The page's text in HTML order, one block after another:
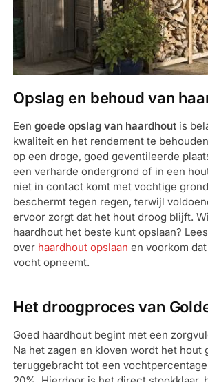
Opslag en behoud van
Een goede opslag van haardhout is
kwaliteit en het rendement te
op een droge, goed geventileerde
een verharde ondergrond of in een
niet in contact komt met vochtige
beschermt tegen regen, terwijl
ervoor zorgt dat het hout droog blijft.
haardhout het beste kunt opslaan?
over haardhout opslaan en voorkom
vocht opneemt.
Het droogproces van
Goed haardhout begint met een
Na het zagen en kloven wordt het hout
teruggebracht tot een